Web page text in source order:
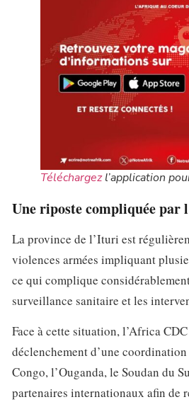
Téléchargezl’application
Une riposte compliquée par
La province de l’Ituri est
violences armées impliquant
ce qui complique
surveillance sanitaire et les
Face à cette situation, l’Africa
déclenchement d’une
Congo, l’Ouganda, le Soudan du
partenaires internationaux afin de